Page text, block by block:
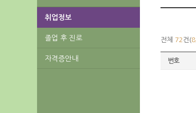
취업정보
졸업 후 진로
자격증안내
전체 72 건(8
번호